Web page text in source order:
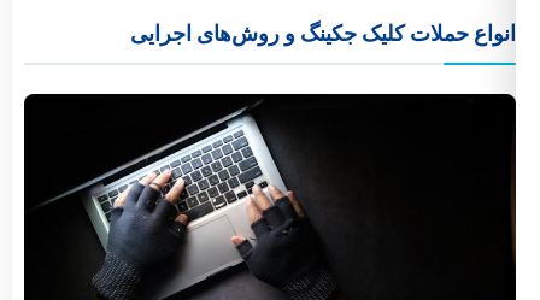
حملات کلیک جکینگ و روش‌های اجرایی